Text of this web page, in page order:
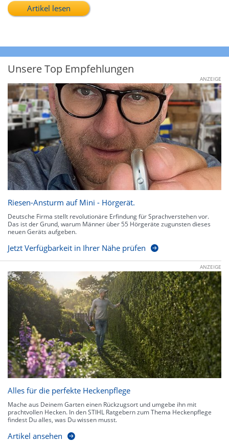
Artikel lesen
Unsere Top Empfehlungen
ANZEIGE
Riesen-Ansturm auf Mini - Hörgerät.
Deutsche Firma stellt revolutionäre Erfindung für Sprachverstehen vor.
Das ist der Grund, warum Männer über 55 Hörgeräte zugunsten dieses
neuen Geräts aufgeben.
Jetzt Verfügbarkeit in Ihrer Nähe prüfen
ANZEIGE
Alles für die perfekte Heckenpflege
Mache aus Deinem Garten einen Rückzugsort und umgebe ihn mit
prachtvollen Hecken. In den STIHL Ratgebern zum Thema Heckenpflege
findest Du alles, was Du wissen musst.
Artikel ansehen